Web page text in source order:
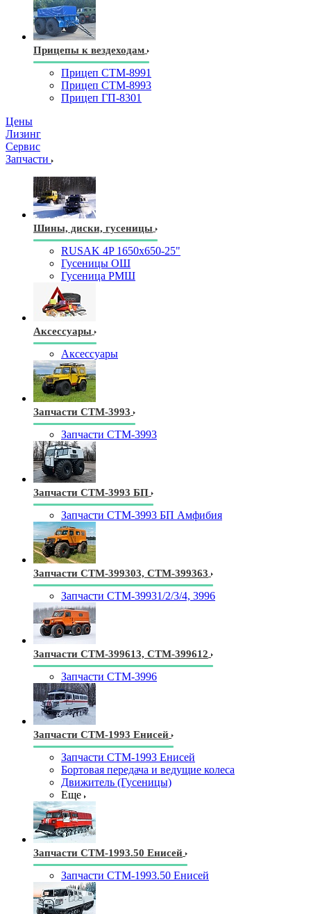
Прицепы к вездеходам
Прицеп СТМ-8991
Прицеп СТМ-8993
Прицеп ГП-8301
Цены
Лизинг
Сервис
Запчасти
Шины, диски, гусеницы
RUSAK 4P 1650х650-25"
Гусеницы ОШ
Гусеница РМШ
Аксессуары
Аксессуары
Запчасти СТМ-3993
Запчасти СТМ-3993
Запчасти СТМ-3993 БП
Запчасти СТМ-3993 БП Амфибия
Запчасти СТМ-399303, СТМ-399363
Запчасти СТМ-39931/2/3/4, 3996
Запчасти СТМ-399613, СТМ-399612
Запчасти СТМ-3996
Запчасти СТМ-1993 Енисей
Запчасти СТМ-1993 Енисей
Бортовая передача и ведущие колеса
Движитель (Гусеницы)
Еще
Запчасти СТМ-1993.50 Енисей
Запчасти СТМ-1993.50 Енисей